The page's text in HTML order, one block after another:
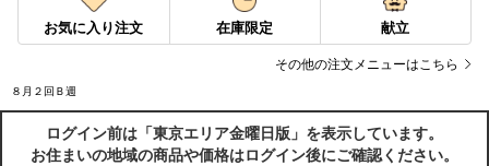
お気に入り注文 在庫限定 献立
その他の注文メニューはこちら
８月２回Ｂ週
ログイン前は「東京エリア金曜日版」を表示しています。
お住まいの地域の商品や価格はログイン後にご確認ください。